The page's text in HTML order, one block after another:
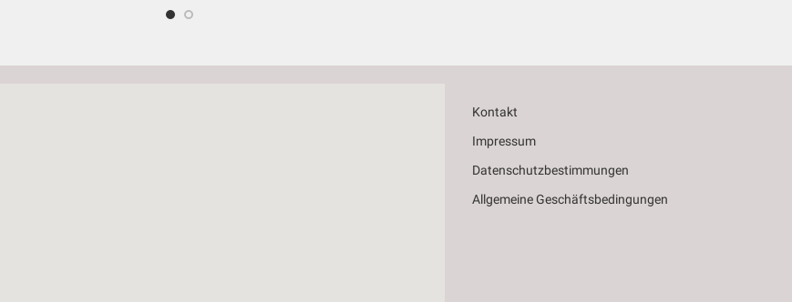
Kontakt
Impressum
Datenschutzbestimmungen
Allgemeine Geschäftsbedingungen